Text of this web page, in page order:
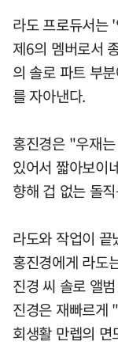
라도 프로듀서는
제6의 멤버로서
의 솔로 파트 부
를 자아낸다.
홍진경은 "우재
있어서 짧아보이
향해 겁 없는 돌
라도와 작업이
홍진경에게 라도
진경 씨 솔로 앨
진경은 재빠르게
회생활 만렙의